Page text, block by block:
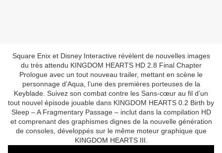
Square Enix et Disney Interactive révèlent de nouvelles images
du très attendu KINGDOM HEARTS HD 2.8 Final Chapter
Prologue avec un tout nouveau trailer, mettant en scène le
personnage d’Aqua, l’une des premières porteuses de la
Keyblade. Suivez son combat contre les Sans-cœur au fil d’un
tout nouvel épisode jouable dans KINGDOM HEARTS 0.2 Birth by
Sleep – A Fragmentary Passage – inclut dans la compilation HD
et comprenant des graphismes dignes de la nouvelle génération
de consoles, développés sur le même moteur graphique que
KINGDOM HEARTS III.